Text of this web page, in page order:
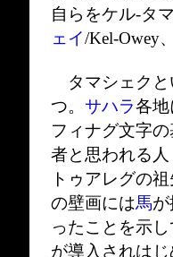
自らをケル-タ
ェイ/Kel-Owey
タマシェクと
つ。 サハラ各
フィナグ文字
者と思われる
トゥアレグの
の壁画には馬
ったことを示
が導入されは